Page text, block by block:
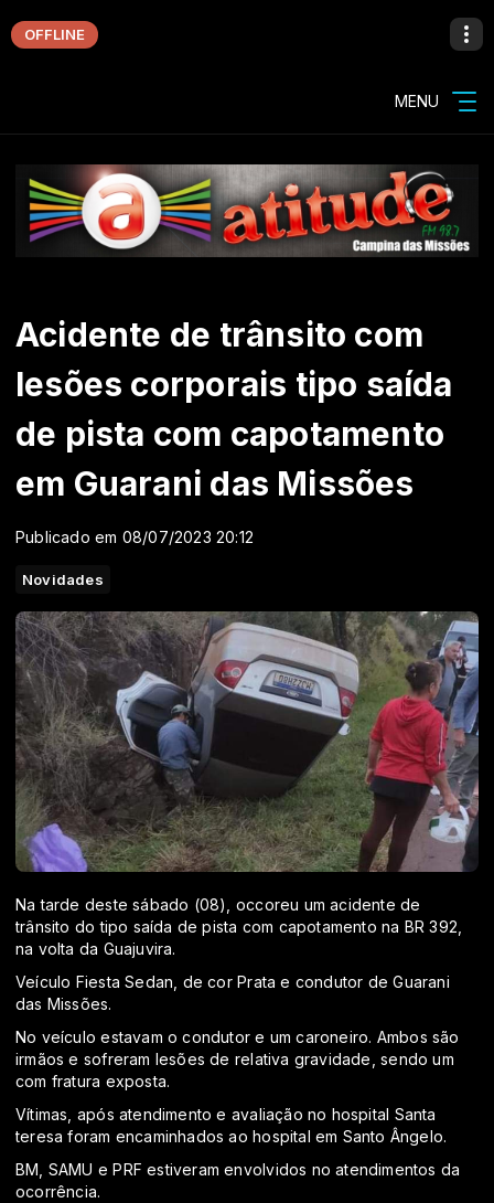
OFFLINE
MENU
Acidente de trânsito com
lesões corporais tipo saída
de pista com capotamento
em Guarani das Missões
Publicado em 08/07/2023 20:12
Novidades
Na tarde deste sábado (08), occoreu um acidente de
trânsito do tipo saída de pista com capotamento na BR 392,
na volta da Guajuvira.
Veículo Fiesta Sedan, de cor Prata e condutor de Guarani
das Missões.
No veículo estavam o condutor e um caroneiro. Ambos são
irmãos e sofreram lesões de relativa gravidade, sendo um
com fratura exposta.
Vítimas, após atendimento e avaliação no hospital Santa
teresa foram encaminhados ao hospital em Santo Ângelo.
BM, SAMU e PRF estiveram envolvidos no atendimentos da
ocorrência.